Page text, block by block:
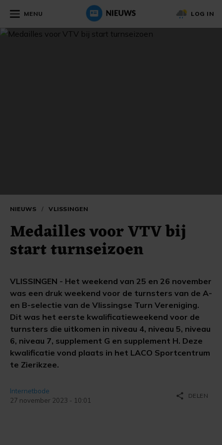
MENU LOG IN
NIEUWS / VLISSINGEN
Medailles voor VTV bij
start turnseizoen
VLISSINGEN - Het weekend van 25 en 26 november
was een druk weekend voor de turnsters van de A-
en B-selectie van de Vlissingse Turn Vereniging.
Dit was het eerste kwalificatieweekend voor de
turnsters die uitkomen in niveau 4, niveau 5, niveau
6, niveau 7, supplement G en supplement H. Deze
kwalificatie vond plaats in het LACO Sportcentrum
te Zierikzee.
Internetbode
27 november 2023 - 10:01
share DELEN